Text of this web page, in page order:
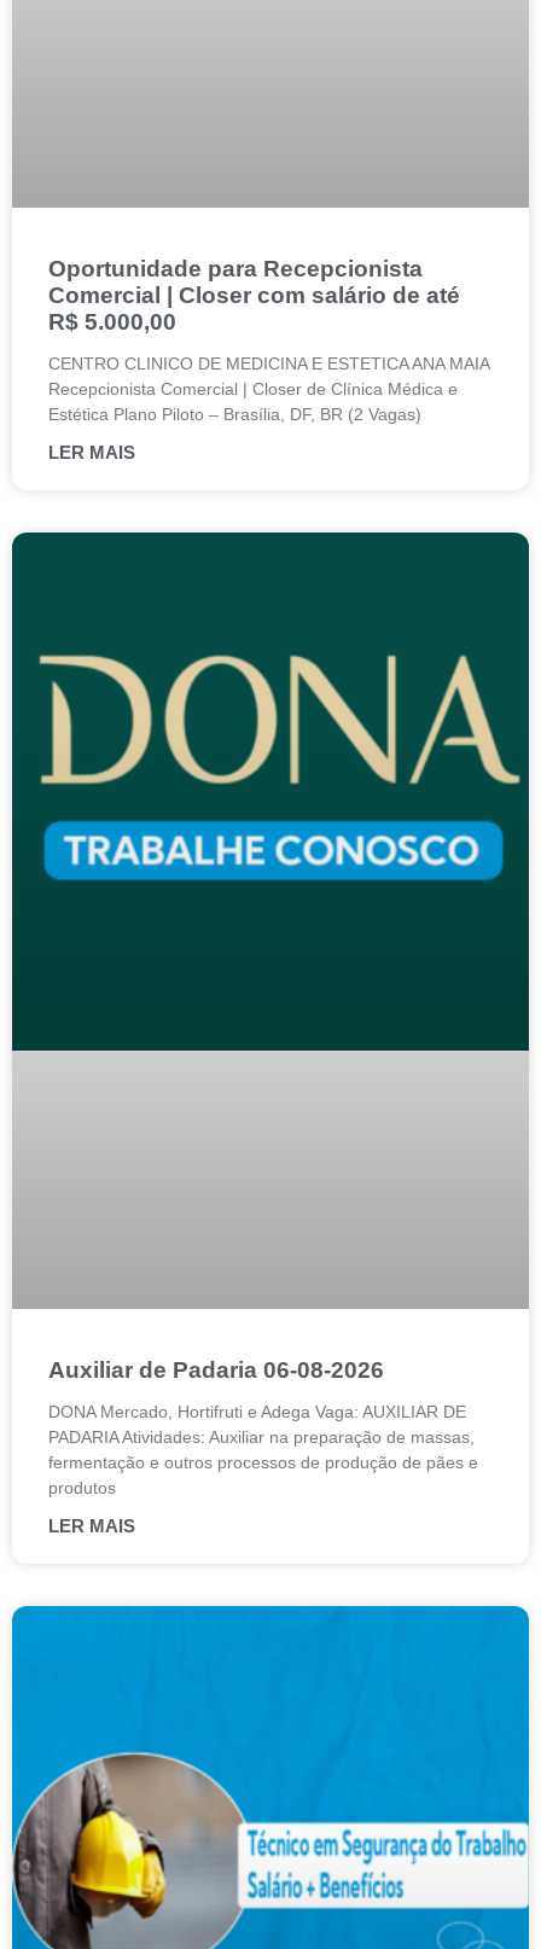
Oportunidade para Recepcionista
Comercial | Closer com salário de até
R$ 5.000,00
CENTRO CLINICO DE MEDICINA E ESTETICA ANA MAIA
Recepcionista Comercial | Closer de Clínica Médica e
Estética Plano Piloto – Brasília, DF, BR (2 Vagas)
LER MAIS
Auxiliar de Padaria 06-08-2026
DONA Mercado, Hortifruti e Adega Vaga: AUXILIAR DE
PADARIA Atividades: Auxiliar na preparação de massas,
fermentação e outros processos de produção de pães e
produtos
LER MAIS